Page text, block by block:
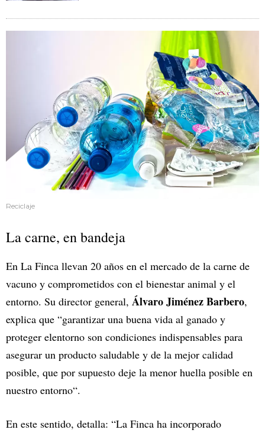
Reciclaje
La carne, en bandeja
En La Finca llevan 20 años en el mercado de la carne de
vacuno y comprometidos con el bienestar animal y el
entorno. Su director general, Álvaro Jiménez Barbero,
explica que “garantizar una buena vida al ganado y
proteger elentorno son condiciones indispensables para
asegurar un producto saludable y de la mejor calidad
posible, que por supuesto deje la menor huella posible en
nuestro entorno“.
En este sentido, detalla: “La Finca ha incorporado